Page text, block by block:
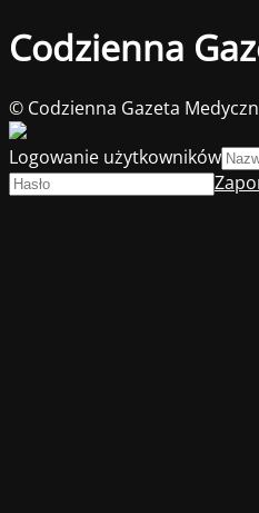
Codzienna
© Codzienna Gazeta
Logowanie użytkowników